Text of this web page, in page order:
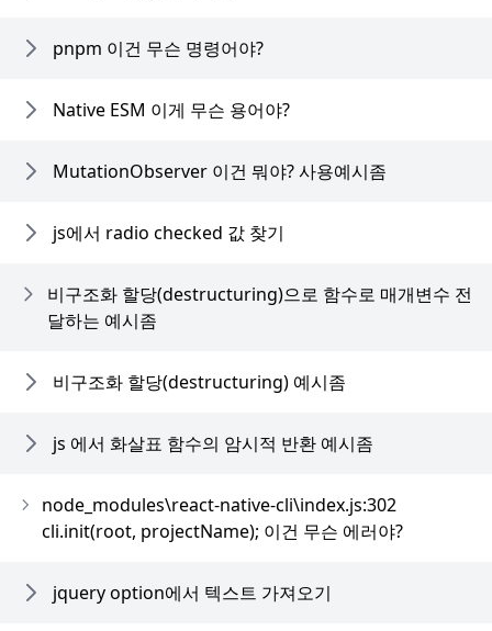
pnpm 이건 무슨 명령어야?
Native ESM 이게 무슨 용어야?
MutationObserver 이건 뭐야? 사용예시좀
js에서 radio checked 값 찾기
비구조화 할당(destructuring)으로 함수로 매개변수 전
달하는 예시좀
비구조화 할당(destructuring) 예시좀
js 에서 화살표 함수의 암시적 반환 예시좀
node_modules\react-native-cli\index.js:302
cli.init(root, projectName); 이건 무슨 에러야?
jquery option에서 텍스트 가져오기